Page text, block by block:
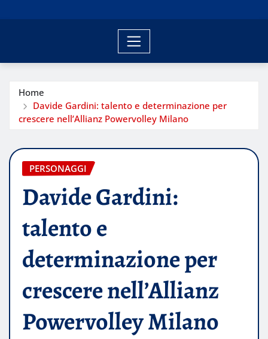
Home
Davide Gardini: talento e determinazione per
crescere nell’Allianz Powervolley Milano
PERSONAGGI
Davide Gardini:
talento e
determinazione per
crescere nell’Allianz
Powervolley Milano